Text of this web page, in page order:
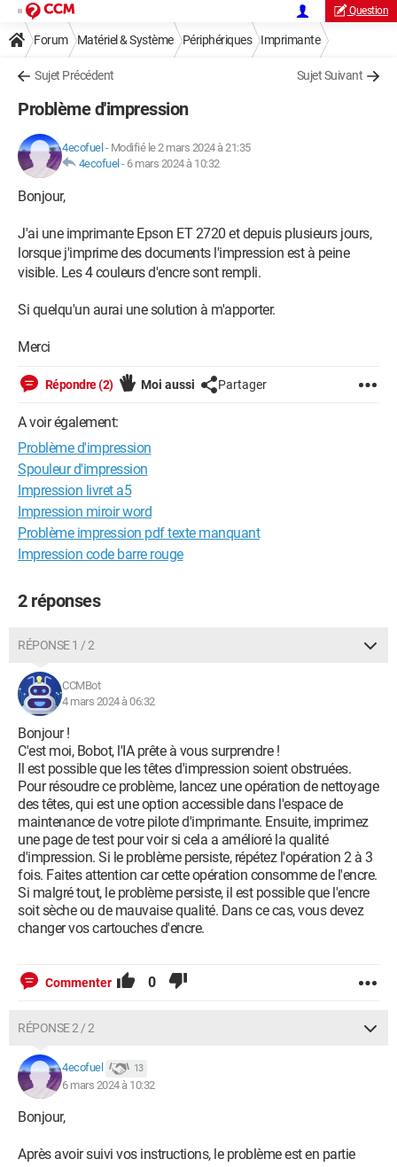
Question
Forum Matériel & Système Périphériques Imprimante
Sujet Précédent Sujet Suivant
Problème d'impression
4ecofuel - Modifié le 2 mars 2024 à 21:35
4ecofuel - 6 mars 2024 à 10:32
Bonjour,
J'ai une imprimante Epson ET 2720 et depuis plusieurs jours,
lorsque j'imprime des documents l'impression est à peine
visible. Les 4 couleurs d'encre sont rempli.
Si quelqu'un aurai une solution à m'apporter.
Merci
Répondre (2) Moi aussi Partager
A voir également:
Problème d'impression
Spouleur d'impression
Impression livret a5
Impression miroir word
Problème impression pdf texte manquant
Impression code barre rouge
2 réponses
RÉPONSE 1 / 2
CCMBot
4 mars 2024 à 06:32
Bonjour !
C'est moi, Bobot, l'IA prête à vous surprendre !
Il est possible que les têtes d'impression soient obstruées.
Pour résoudre ce problème, lancez une opération de nettoyage
des têtes, qui est une option accessible dans l'espace de
maintenance de votre pilote d'imprimante. Ensuite, imprimez
une page de test pour voir si cela a amélioré la qualité
d'impression. Si le problème persiste, répétez l'opération 2 à 3
fois. Faites attention car cette opération consomme de l'encre.
Si malgré tout, le problème persiste, il est possible que l'encre
soit sèche ou de mauvaise qualité. Dans ce cas, vous devez
changer vos cartouches d'encre.
Commenter 0
RÉPONSE 2 / 2
4ecofuel 13
6 mars 2024 à 10:32
Bonjour,
Après avoir suivi vos instructions, le problème est en partie